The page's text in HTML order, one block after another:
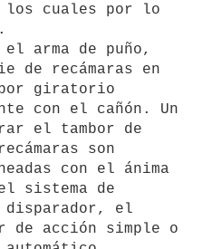
cuales por lo
de recámaras en
giratorio
con el cañón. Un
el tambor de
son
con el ánima
sistema de
disparador, el
de acción simple o